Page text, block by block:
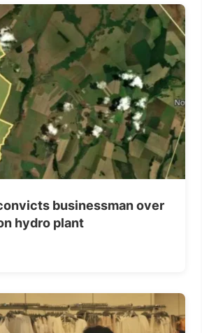
businessman over
hydro plant